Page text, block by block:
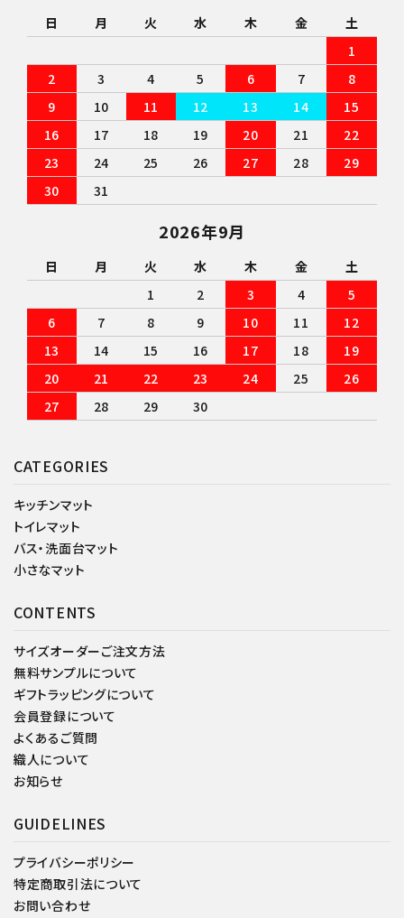
CATEGORIES
キッチンマット
トイレマット
バス・洗面台マット
小さなマット
CONTENTS
サイズオーダーご注文方法
無料サンプルについて
ギフトラッピングについて
会員登録について
よくあるご質問
織人について
お知らせ
GUIDELINES
プライバシーポリシー
特定商取引法について
お問い合わせ
日 月 火 水 木 金
土
1
2
3 4 5 6 7
8
9
10 11 12 13 14
15
16
17 18 19 20 21
22
23
24 25 26 27 28
29
30
31
2026年9月
日 月 火 水 木 金
土
1
2 3 4
5
6
7 8 9 10 11
12
13
14 15 16 17 18
19
20
21 22 23 24 25
26
27
28 29 30